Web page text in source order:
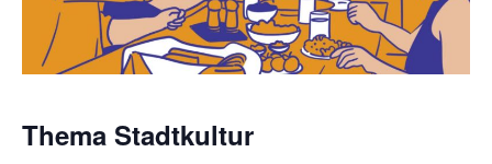
Thema Stadtkultur